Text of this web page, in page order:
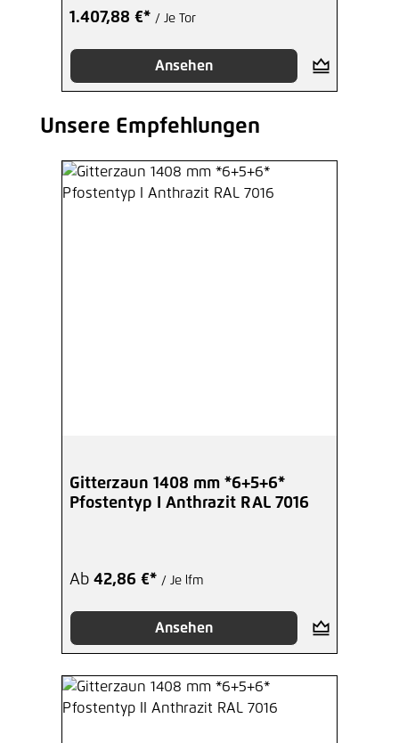
1.407,88 €* / Je Tor
Ansehen
Produktgalerie überspringen
Unsere Empfehlungen
Gitterzaun 1408 mm *6+5+6*
Pfostentyp I Anthrazit RAL 7016
Ab 42,86 €* / Je lfm
Ansehen